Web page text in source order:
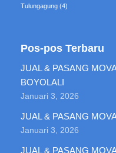
Tulungagung (4)
Pos-pos Terbaru
JUAL & PASANG
BOYOLALI
Januari 3, 2026
JUAL & PASANG
Januari 3, 2026
JUAL & PASANG